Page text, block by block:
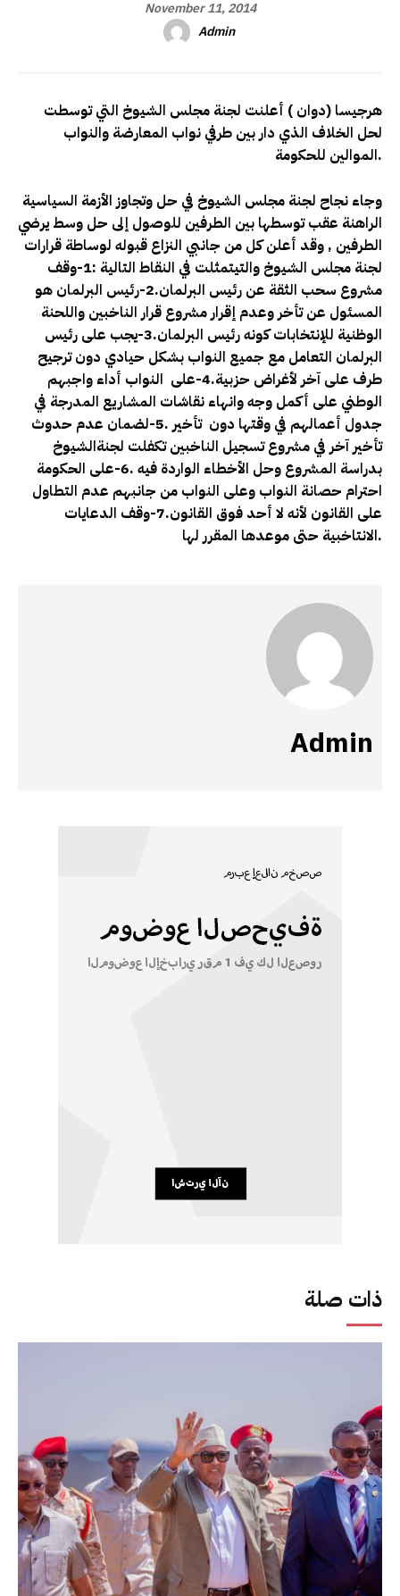
ذات صلة
November 11, 2014
Admin
هرجيسا (دوان ) أعلنت لجنة مجلس الشيوخ التي توسطت
لحل الخلاف الذي دار بين طرفي نواب المعارضة والنواب
الموالين للحكومة.
وجاء نجاح لجنة مجلس الشيوخ في حل وتجاوز الأزمة السياسية
الراهنة عقب توسطها بين الطرفين للوصول إلى حل وسط يرضي
الطرفين , وقد أعلن كل من جانبي النزاع قبوله لوساطة قرارات
لجنة مجلس الشيوخ والتيتمثلت في النقاط التالية :1-وقف
مشروع سحب الثقة عن رئيس البرلمان.2-رئيس البرلمان هو
المسئول عن تأخر وعدم إقرار مشروع قرار الناخبين واللحنة
الوظنية للإنتخابات كونه رئيس البرلمان.3-يجب على رئيس
البرلمان التعامل مع جميع النواب بشكل حيادي دون ترجيح
طرف على آخر لأغراض حزبية.4-على النواب أداء واجبهم
الوطني على أكمل وجه وانهاء نقاشات المشاريع المدرجة في
جدول أعمالهم في وقتها دون تأخير .5-لضمان عدم حدوث
تأخير آخر في مشروع تسجيل الناخبين تكفلت لجنةالشيوخ
بدراسة المشروع وحل الأخطاء الواردة فيه .6-على الحكومة
احترام حصانة النواب وعلى النواب من جانبهم عدم التطاول
على القانون لأنه لا أحد فوق القانون.7-وقف الدعايات
الانتاخبية حتى موعدها المقرر لها.
Admin